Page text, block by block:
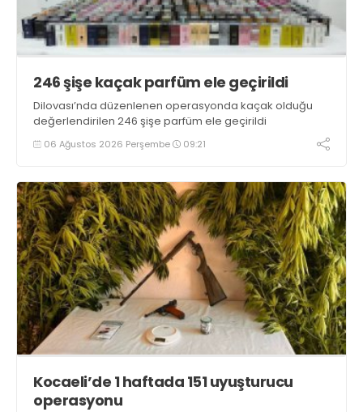
246 şişe kaçak parfüm ele geçirildi
Dilovası’nda düzenlenen operasyonda kaçak olduğu
değerlendirilen 246 şişe parfüm ele geçirildi
06 Ağustos 2026 Perşembe 09:21
Kocaeli’de 1 haftada 151 uyuşturucu
operasyonu